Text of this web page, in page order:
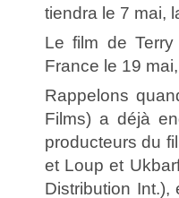
tiendra le 7 mai,
Le film de
France le 19
Rappelons
Films) a déjà
producteurs du
et Loup et
Distribution Int.),